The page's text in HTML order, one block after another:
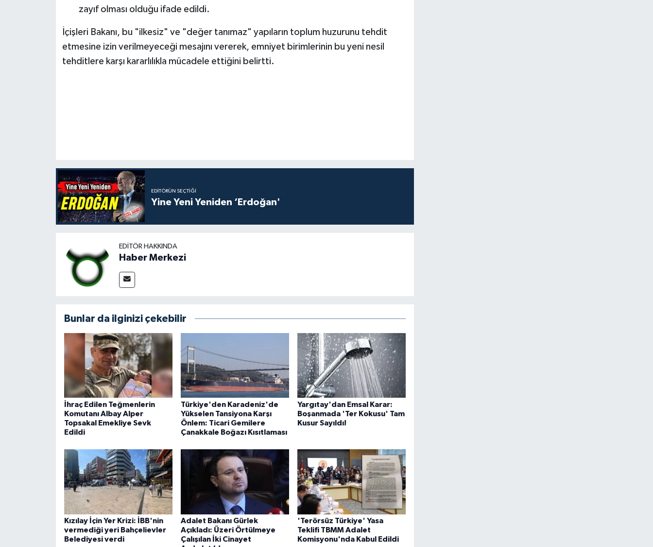
zayıf olması olduğu ifade edildi.
İçişleri Bakanı, bu "ilkesiz" ve "değer tanımaz" yapıların toplum huzurunu tehdit
etmesine izin verilmeyeceği mesajını vererek, emniyet birimlerinin bu yeni nesil
tehditlere karşı kararlılıkla mücadele ettiğini belirtti.
EDITÖRÜN SEÇTIĞI
Yine Yeni Yeniden ‘Erdoğan'
EDITÖR HAKKINDA
Haber Merkezi
Bunlar da ilginizi çekebilir
İhraç Edilen Teğmenlerin
Komutanı Albay Alper
Topsakal Emekliye Sevk
Edildi
Türkiye'den Karadeniz'de
Yükselen Tansiyona Karşı
Önlem: Ticari Gemilere
Çanakkale Boğazı Kısıtlaması
Yargıtay'dan Emsal Karar:
Boşanmada 'Ter Kokusu' Tam
Kusur Sayıldı!
Kızılay İçin Yer Krizi: İBB'nin
vermediği yeri Bahçelievler
Belediyesi verdi
Adalet Bakanı Gürlek
Açıkladı: Üzeri Örtülmeye
Çalışılan İki Cinayet
'Terörsüz Türkiye' Yasa
Teklifi TBMM Adalet
Komisyonu'nda Kabul Edildi